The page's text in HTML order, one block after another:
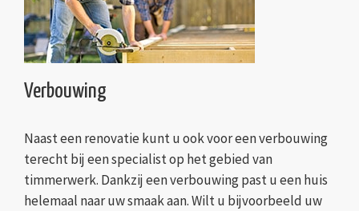
Verbouwing
Naast een renovatie kunt u ook voor een verbouwing
terecht bij een specialist op het gebied van
timmerwerk. Dankzij een verbouwing past u een huis
helemaal naar uw smaak aan. Wilt u bijvoorbeeld uw